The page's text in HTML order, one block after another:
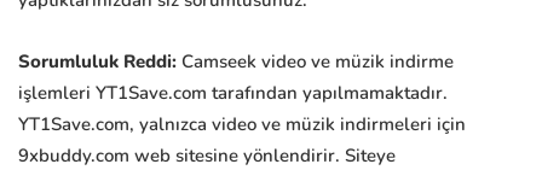
Sorumluluk Reddi: Camseek video ve müzik indirme
işlemleri YT1Save.com tarafından yapılmamaktadır.
YT1Save.com, yalnızca video ve müzik indirmeleri için
9xbuddy.com web sitesine yönlendirir. Siteye